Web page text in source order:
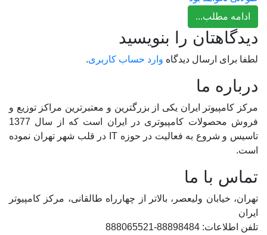
ادامه مطلب...
دیدگاهتان را بنویسید
لطفا برای ارسال دیدگاه وارد حساب کاربری.
درباره ما
مرکز کامپیوتر ایران یکی از بزرگترین و معتبرترین مراکز توزیع و
فروش محصولات کامپیوتری در ایران است که از سال 1377
تاسیس و شروع به فعالیت در حوزه IT در قلب شهر تهران نموده
است.
تماس با ما
تهران، خیابان ولیعصر، بالاتر از چهارراه طالقانی، مرکز کامپیوتر
ایران
تلفن اطلاعات: 88898484-888065521